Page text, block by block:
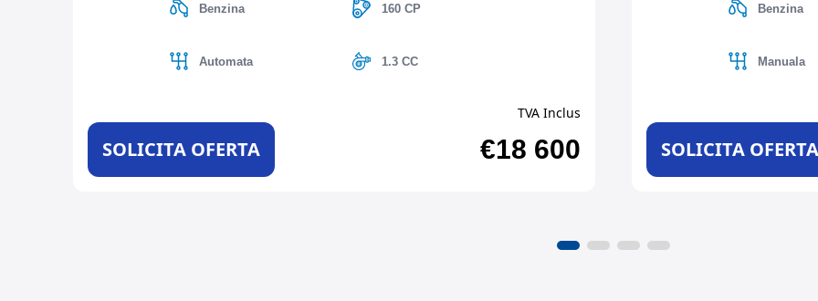
Benzina 160 CP
Automata 1.3 CC
TVA Inclus
SOLICITA OFERTA €18 600
Benzina
Manuala
SOLICITA OFERTA